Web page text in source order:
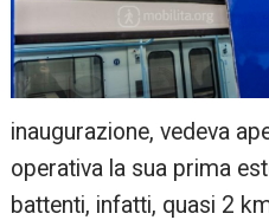
inaugurazione, vedeva
operativa la sua prima
battenti, infatti, quasi 2